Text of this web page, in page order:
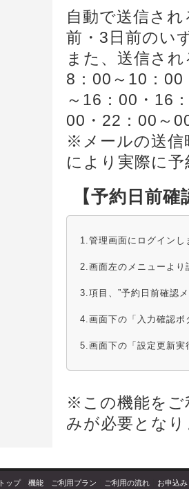
自動で送信さ
前・3日前のい
また、送信さ
8：00～10：
～16：00・16
00・22：00～
※メールの送信
により実際に
【予約日前
1.管理画面にログインし
2.画面左のメニューより
3.項目、”予約日前確認
4.画面下の「入力確認ボ
5.画面下の「設定更新実
※この機能をご
みが必要とな
トップ｜ 機能 ご利用プラン ご利用の流れ お申込み